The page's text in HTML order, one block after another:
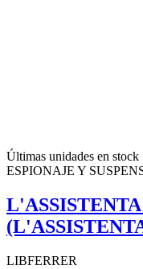
Últimas unidades en stock
ESPIONAJE Y
LIBFERRER